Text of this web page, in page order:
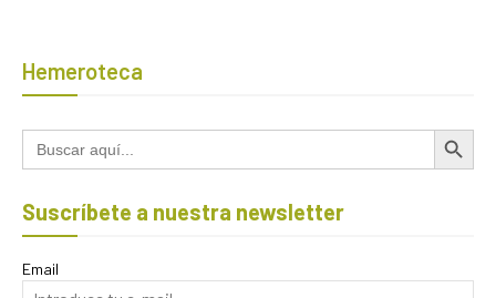
Hemeroteca
Buscar: Botón de
Suscríbete a nuestra newsletter
Email